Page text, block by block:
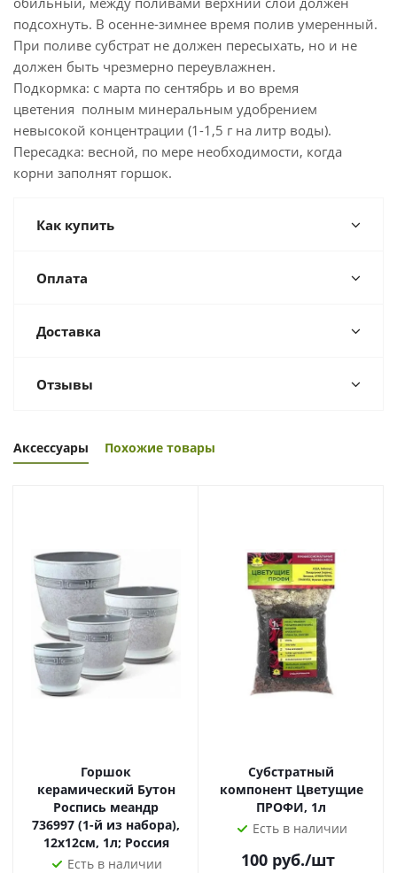
подсохнуть. В осенне-зимнее время полив умеренный.
При поливе субстрат не должен пересыхать, но и не
должен быть чрезмерно переувлажнен.
Подкормка: с марта по сентябрь и во время
цветения полным минеральным удобрением
невысокой концентрации (1-1,5 г на литр воды).
Пересадка: весной, по мере необходимости, когда
корни заполнят горшок.
Как купить
Оплата
Доставка
Отзывы
Аксессуары Похожие товары
Горшок
керамический Бутон
Роспись меандр
736997 (1-й из набора),
12х12см, 1л; Россия
Есть в наличии
Субстратный
компонент Цветущие
ПРОФИ, 1л
Есть в наличии
100 руб./шт